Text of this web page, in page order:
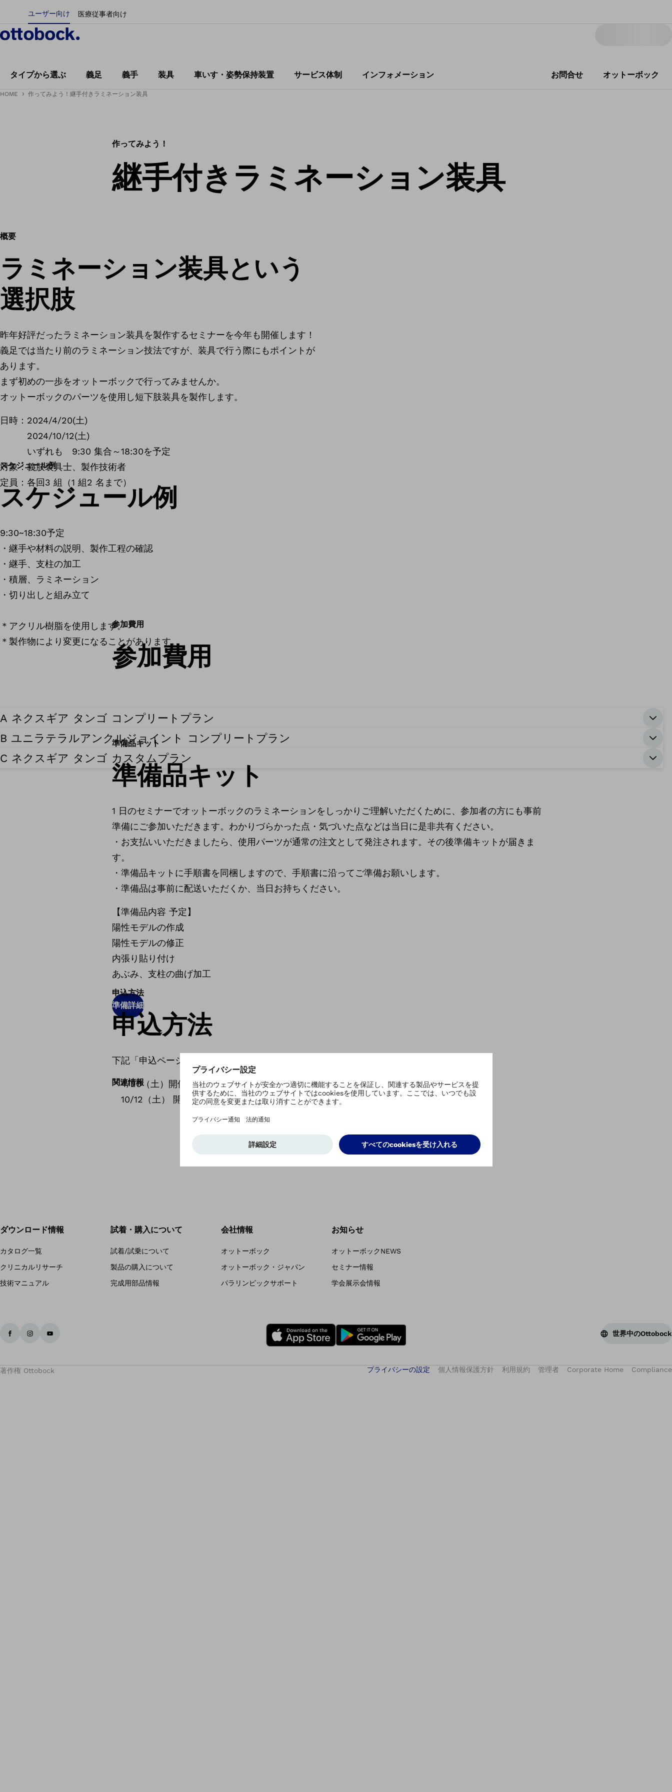
ユーザー向け 医療従事者向け
タイプから選ぶ 義足 義手 装具 車いす・姿勢保持装置 サービス体制 インフォメーション お問合せ オットーボック
HOME 作ってみよう！継手付きラミネーション装具
作ってみよう！
継手付きラミネーション装具
概要
ラミネーション装具という
選択肢
昨年好評だったラミネーション装具を製作するセミナーを今年も開催します！
義足では当たり前のラミネーション技法ですが、装具で行う際にもポイントが
あります。
まず初めの一歩をオットーボックで行ってみませんか。
オットーボックのパーツを使用し短下肢装具を製作します。
日時：2024/4/20(土)
2024/10/12(土)
いずれも 9:30 集合～18:30を予定
対象：義肢装具士、製作技術者
定員：各回3 組（1 組2 名まで）
スケジュール例
スケジュール例
9:30~18:30予定
・継手や材料の説明、製作工程の確認
・継手、支柱の加工
・積層、ラミネーション
・切り出しと組み立て
＊アクリル樹脂を使用します。
＊製作物により変更になることがあります。
参加費用
参加費用
A ネクスギア タンゴ コンプリートプラン
B ユニラテラルアンクルジョイント コンプリートプラン
C ネクスギア タンゴ カスタムプラン
準備品キット
準備品キット
1 日のセミナーでオットーボックのラミネーションをしっかりご理解いただくために、参加者の方にも事前
準備にご参加いただきます。わかりづらかった点・気づいた点などは当日に是非共有ください。
・お支払いいただきましたら、使用パーツが通常の注文として発注されます。その後準備キットが届きま
す。
・準備品キットに手順書を同梱しますので、手順書に沿ってご準備お願いします。
・準備品は事前に配送いただくか、当日お持ちください。
【準備品内容 予定】
陽性モデルの作成
陽性モデルの修正
内張り貼り付け
あぶみ、支柱の曲げ加工
準備詳細
申込方法
申込方法
下記「申込ページ」から必要事項を入力の上、お申込みください。
4/20（土）開催→ 締め切り3/23（土）
10/12（土） 開催→締め切り9/21（土）
関連情報
ダウンロード情報
カタログ一覧
クリニカルリサーチ
技術マニュアル
試着・購入について
試着/試乗について
製品の購入について
完成用部品情報
会社情報
オットーボック
オットーボック・ジャパン
パラリンピックサポート
お知らせ
オットーボックNEWS
セミナー情報
学会展示会情報
世界中のOttobock
著作権 Ottobock プライバシーの設定 個人情報保護方針 利用規約 管理者 Corporate Home Compliance